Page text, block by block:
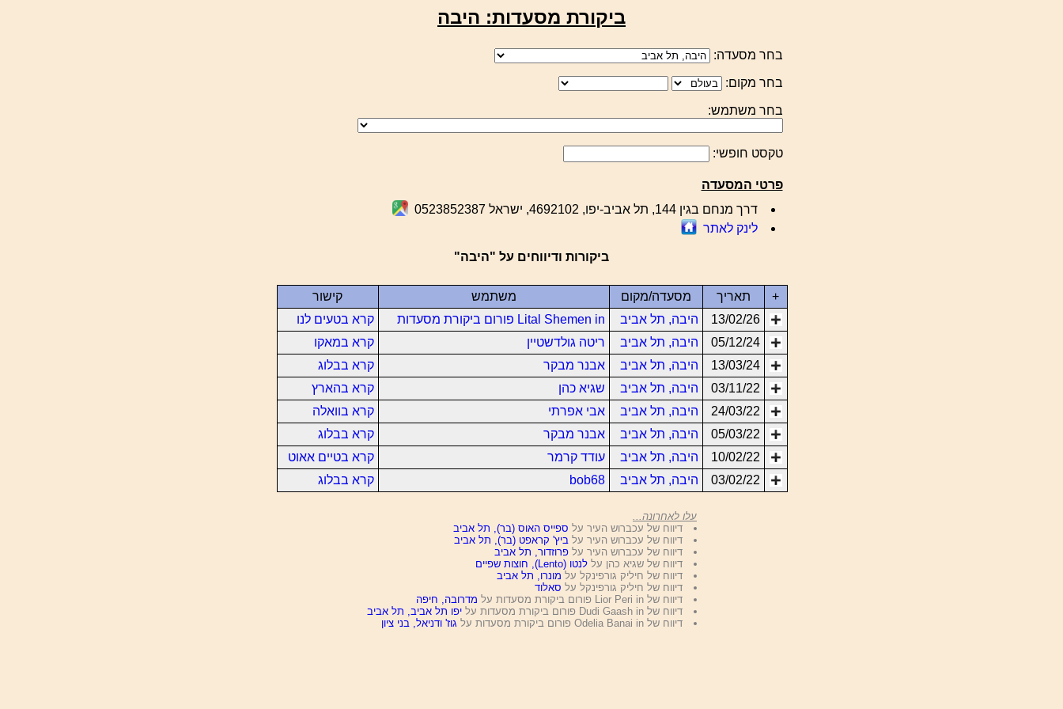
ביקורת מסעדות: היבה
בחר מסעדה:
בחר מקום:
בחר משתמש:
טקסט חופשי:
פרטי המסעדה
דרך מנחם בגין 144, תל אביב-יפו, 4692102, ישראל 0523852387
לינק לאתר
ביקורות ודיווחים על "היבה"
+ תאריך מסעדה/מקום משתמש
קישור
13/02/26
היבה, תל אביב Lital Shemen in פורום ביקורת מסעדות
קרא בטעים לנו
05/12/24
היבה, תל אביב ריטה גולדשטיין
קרא במאקו
13/03/24
היבה, תל אביב אבנר מבקר
קרא בבלוג
03/11/22
היבה, תל אביב שגיא כהן
קרא בהארץ
24/03/22
היבה, תל אביב אבי אפרתי
קרא בוואלה
05/03/22
היבה, תל אביב אבנר מבקר
קרא בבלוג
10/02/22
היבה, תל אביב עודד קרמר
קרא בטיים אאוט
03/02/22
היבה, תל אביב bob68 קרא בבלוג
עלו לאחרונה...
דיווח של עכברוש העיר על ספייס האוס (בר), תל אביב
דיווח של עכברוש העיר על ביץ' קראפט (בר), תל אביב
דיווח של עכברוש העיר עלפרוזדור, תל אביב
דיווח של שגיא כהן עללנטו (Lento), חוצות שפיים
דיווח של חיליק גורפינקל על מונרו, תל אביב
דיווח של חיליק גורפינקל על סאלוד
דיווח של Lior Peri in פורום ביקורת מסעדות על
מדרובה, חיפה
דיווח של Dudi Gaash in פורום ביקורת מסעדות על
יפו תל אביב, תל אביב
דיווח של Odelia Banai in פורום ביקורת מסעדות על
גוז' ודניאל, בני ציון